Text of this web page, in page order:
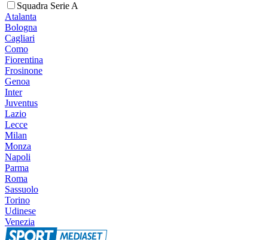
Squadra Serie A
Atalanta
Bologna
Cagliari
Como
Fiorentina
Frosinone
Genoa
Inter
Juventus
Lazio
Lecce
Milan
Monza
Napoli
Parma
Roma
Sassuolo
Torino
Udinese
Venezia